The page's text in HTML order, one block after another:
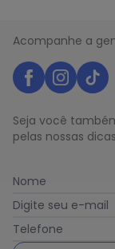
Acompanhe a
Seja você
pelas nossas
Nome
Digite seu e-mail
Telefone